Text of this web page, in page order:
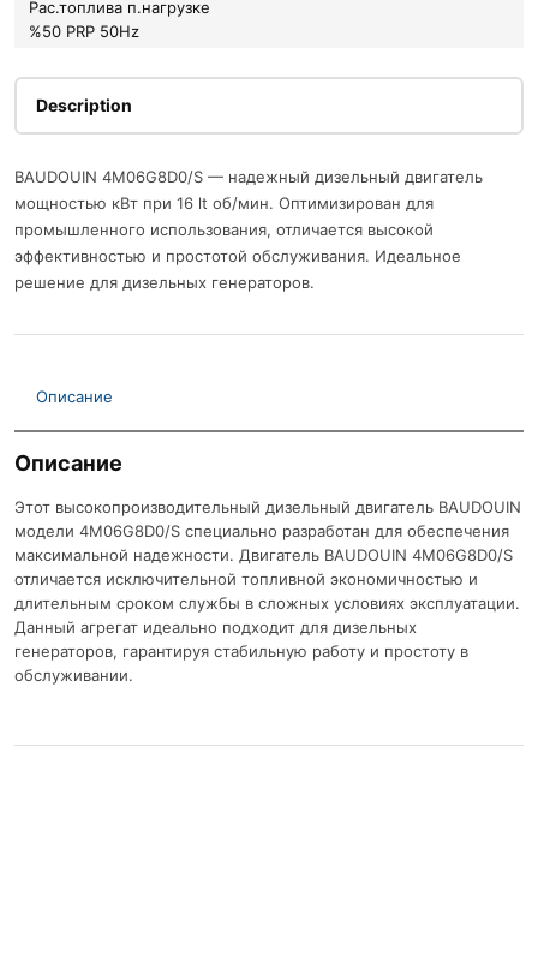
Рас.топлива п.нагрузке
%50 PRP 50Hz
Description
BAUDOUIN 4M06G8D0/S — надежный дизельный двигатель
мощностью кВт при 16 lt об/мин. Оптимизирован для
промышленного использования, отличается высокой
эффективностью и простотой обслуживания. Идеальное
решение для дизельных генераторов.
Описание
Описание
Этот высокопроизводительный дизельный двигатель BAUDOUIN
модели 4M06G8D0/S специально разработан для обеспечения
максимальной надежности. Двигатель BAUDOUIN 4M06G8D0/S
отличается исключительной топливной экономичностью и
длительным сроком службы в сложных условиях эксплуатации.
Данный агрегат идеально подходит для дизельных
генераторов, гарантируя стабильную работу и простоту в
обслуживании.